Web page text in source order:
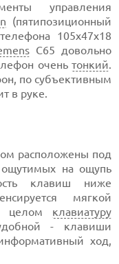
управления
(пятипозиционный
105х47х18
С65 довольно
очень тонкий.
по субъективным
в руке.
расположены под
на ощупь
клавиш ниже
мягкой
целом клавиатуру
- клавиши
ход,